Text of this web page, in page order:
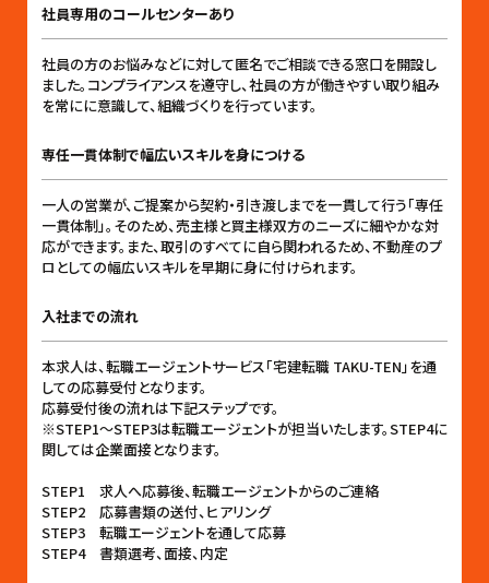
社員専用のコールセンターあり
社員の方のお悩みなどに対して匿名でご相談できる窓口を開設し
ました。コンプライアンスを遵守し、社員の方が働きやすい取り組み
を常にに意識して、組織づくりを行っています。
専任一貫体制で幅広いスキルを身につける
一人の営業が、ご提案から契約・引き渡しまでを一貫して行う「専任
一貫体制」。そのため、売主様と買主様双方のニーズに細やかな対
応ができます。また、取引のすべてに自ら関われるため、不動産のプ
ロとしての幅広いスキルを早期に身に付けられます。
入社までの流れ
本求人は、転職エージェントサービス「宅建転職 TAKU-TEN」を通
しての応募受付となります。
応募受付後の流れは下記ステップです。
※STEP1〜STEP3は転職エージェントが担当いたします。STEP4に
関しては企業面接となります。
STEP1 求人へ応募後、転職エージェントからのご連絡
STEP2 応募書類の送付、ヒアリング
STEP3 転職エージェントを通して応募
STEP4 書類選考、面接、内定